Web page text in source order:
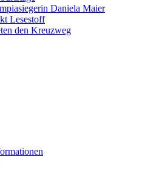
Daniela Maier
Lesestoff
den Kreuzweg